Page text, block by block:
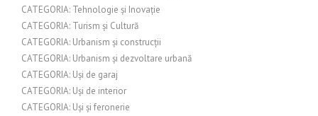
CATEGORIA: Tehnologie și Inovație
CATEGORIA: Turism și Cultură
CATEGORIA: Urbanism și construcții
CATEGORIA: Urbanism și dezvoltare urbană
CATEGORIA: Uși de garaj
CATEGORIA: Uși de interior
CATEGORIA: Uși și feronerie